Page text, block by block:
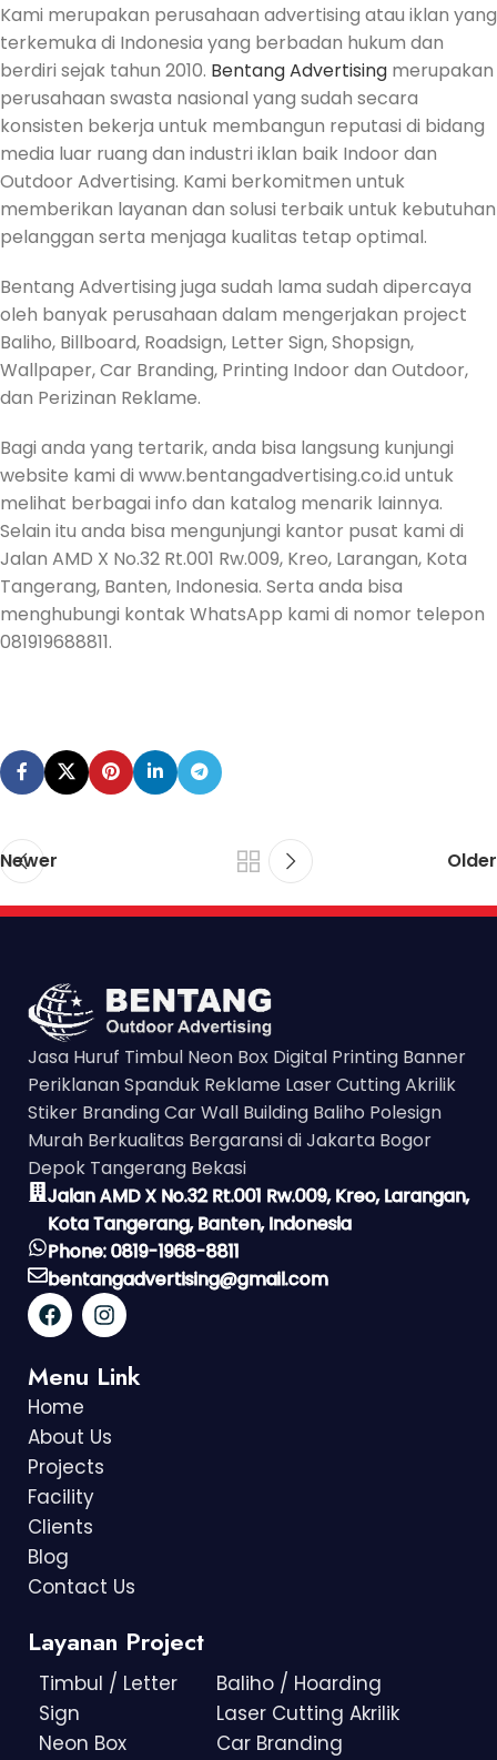
Kami merupakan perusahaan advertising atau iklan yang
terkemuka di Indonesia yang berbadan hukum dan
berdiri sejak tahun 2010. Bentang Advertising merupakan
perusahaan swasta nasional yang sudah secara
konsisten bekerja untuk membangun reputasi di bidang
media luar ruang dan industri iklan baik Indoor dan
Outdoor Advertising. Kami berkomitmen untuk
memberikan layanan dan solusi terbaik untuk kebutuhan
pelanggan serta menjaga kualitas tetap optimal.
Bentang Advertising juga sudah lama sudah dipercaya
oleh banyak perusahaan dalam mengerjakan project
Baliho, Billboard, Roadsign, Letter Sign, Shopsign,
Wallpaper, Car Branding, Printing Indoor dan Outdoor,
dan Perizinan Reklame.
Bagi anda yang tertarik, anda bisa langsung kunjungi
website kami di www.bentangadvertising.co.id untuk
melihat berbagai info dan katalog menarik lainnya.
Selain itu anda bisa mengunjungi kantor pusat kami di
Jalan AMD X No.32 Rt.001 Rw.009, Kreo, Larangan, Kota
Tangerang, Banten, Indonesia. Serta anda bisa
menghubungi kontak WhatsApp kami di nomor telepon
081919688811.
Newer Older
Jasa Huruf Timbul Neon Box Digital Printing Banner
Periklanan Spanduk Reklame Laser Cutting Akrilik
Stiker Branding Car Wall Building Baliho Polesign
Murah Berkualitas Bergaransi di Jakarta Bogor
Depok Tangerang Bekasi
Jalan AMD X No.32 Rt.001 Rw.009, Kreo, Larangan,
Kota Tangerang, Banten, Indonesia
Phone: 0819-1968-8811
bentangadvertising@gmail.com
Menu Link
Home
About Us
Projects
Facility
Clients
Blog
Contact Us
Layanan Project
Timbul / Letter
Sign
Neon Box
Baliho / Hoarding
Laser Cutting Akrilik
Car Branding